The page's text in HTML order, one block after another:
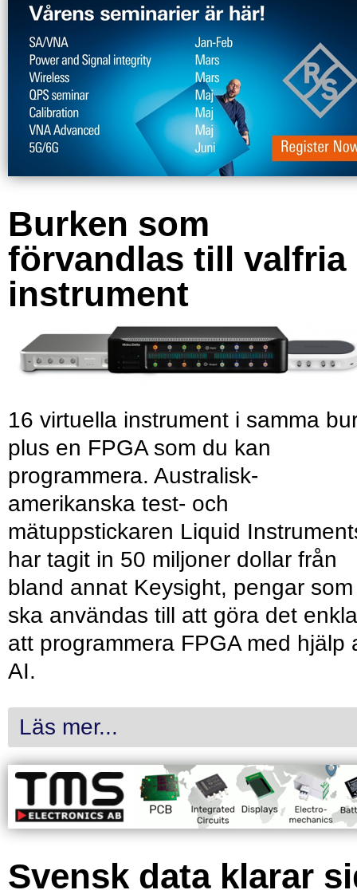
Burken som
förvandlas till valfria
instrument
16 virtuella instrument i samma
plus en FPGA som du kan
programmera. Australisk-
amerikanska test- och
mätuppstickaren Liquid
har tagit in 50 miljoner dollar från
bland annat Keysight, pengar som
ska användas till att göra det
att programmera FPGA med hjälp
AI.
Läs mer...
Svensk data klarar